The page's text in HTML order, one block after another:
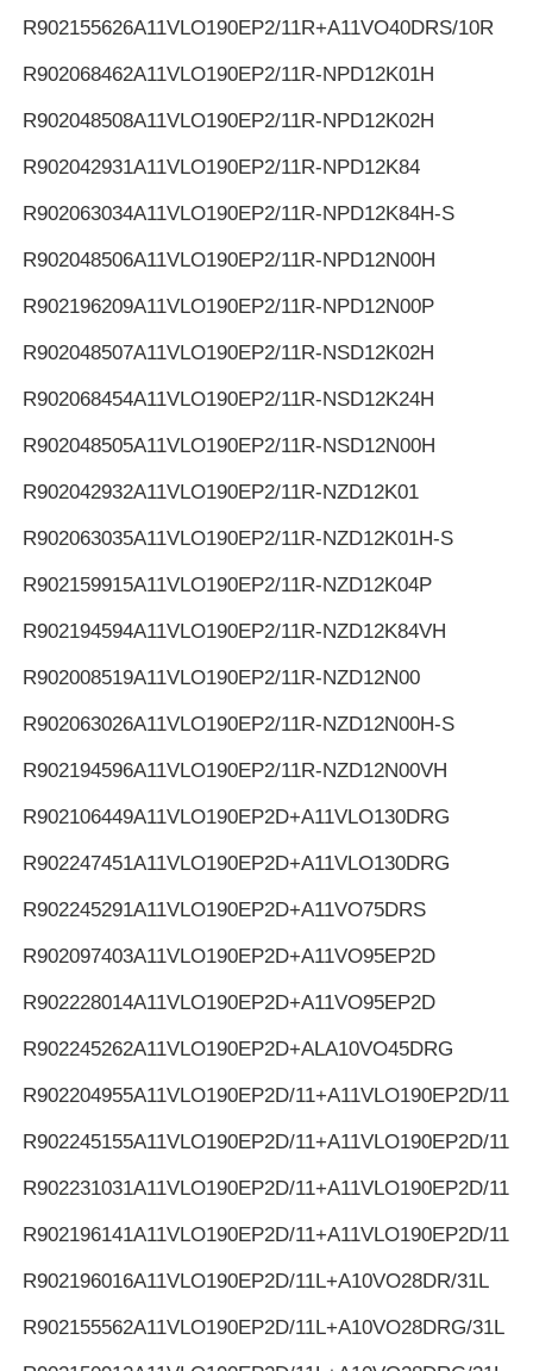
R902155626A11VLO190EP2/11R+A11VO40DRS/10R
R902068462A11VLO190EP2/11R-NPD12K01H
R902048508A11VLO190EP2/11R-NPD12K02H
R902042931A11VLO190EP2/11R-NPD12K84
R902063034A11VLO190EP2/11R-NPD12K84H-S
R902048506A11VLO190EP2/11R-NPD12N00H
R902196209A11VLO190EP2/11R-NPD12N00P
R902048507A11VLO190EP2/11R-NSD12K02H
R902068454A11VLO190EP2/11R-NSD12K24H
R902048505A11VLO190EP2/11R-NSD12N00H
R902042932A11VLO190EP2/11R-NZD12K01
R902063035A11VLO190EP2/11R-NZD12K01H-S
R902159915A11VLO190EP2/11R-NZD12K04P
R902194594A11VLO190EP2/11R-NZD12K84VH
R902008519A11VLO190EP2/11R-NZD12N00
R902063026A11VLO190EP2/11R-NZD12N00H-S
R902194596A11VLO190EP2/11R-NZD12N00VH
R902106449A11VLO190EP2D+A11VLO130DRG
R902247451A11VLO190EP2D+A11VLO130DRG
R902245291A11VLO190EP2D+A11VO75DRS
R902097403A11VLO190EP2D+A11VO95EP2D
R902228014A11VLO190EP2D+A11VO95EP2D
R902245262A11VLO190EP2D+ALA10VO45DRG
R902204955A11VLO190EP2D/11+A11VLO190EP2D/11
R902245155A11VLO190EP2D/11+A11VLO190EP2D/11
R902231031A11VLO190EP2D/11+A11VLO190EP2D/11
R902196141A11VLO190EP2D/11+A11VLO190EP2D/11
R902196016A11VLO190EP2D/11L+A10VO28DR/31L
R902155562A11VLO190EP2D/11L+A10VO28DRG/31L